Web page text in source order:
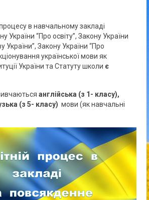
в навчальному закладі
України “Про освіту”, Закону України
Закону України “Про
української мови як
України та Статуту школи є
англійська (з 1- класу),
(з 5- класу) мови (як навчальні